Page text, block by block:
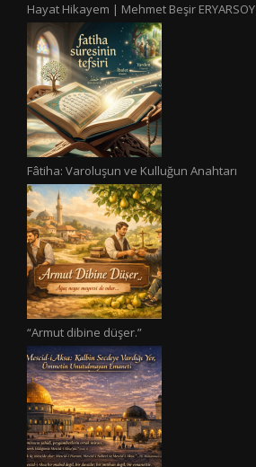
Hayat Hikayem | Mehmet Beşir ERYARSOY
Fâtiha: Varoluşun ve Kulluğun Anahtarı
“Armut dibine düşer.”